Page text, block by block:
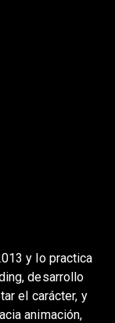
y lo practica
desarrollo
el carácter, y
animación,